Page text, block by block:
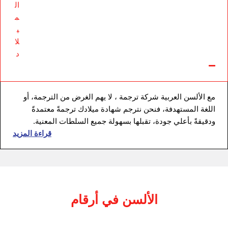
ال
م
ي
لا
د
مع الألسن العربية شركة ترجمة ، لا يهم الغرض من الترجمة، أو
اللغة المستهدفة، فنحن نترجم شهادة ميلادك ترجمةً معتمدةً
ودقيقةً بأعلي جودة، تقبلها بسهولة جميع السلطات المعنية.
قراءة المزيد
الألسن في أرقام